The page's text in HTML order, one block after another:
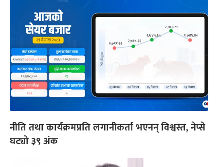
नीति तथा कार्यक्रमप्रति लगानीकर्ता भएनन् विश्वस्त, नेप्से
घट्यो ३९ अंक